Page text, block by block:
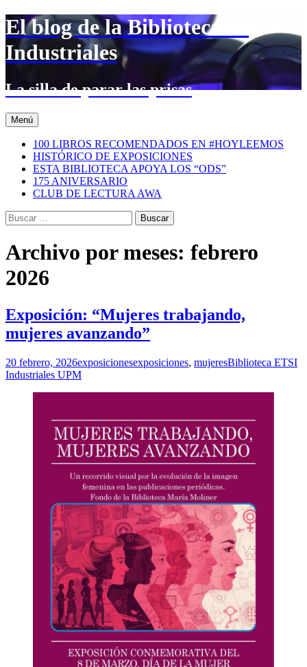
Saltar
al
contenido
El blog de la Biblioteca de
Industriales
La silla de parar las prisas
Menú
100 LIBROS RECOMENDADOS EN #HOYLEEMOS
HISTÓRICO DE EXPOSICIONES
ESTA BIBLIOTECA APOYA LOS “ODS”
175 ANIVERSARIO
CLUB DE LECTURA AWA
Buscar:
Archivo por meses: febrero
2026
Exposición: “Mujeres trabajando,
mujeres avanzando”
20 febrero, 2026exposicionesexposiciones, mujeresBiblioteca ETSI
Industriales UPM